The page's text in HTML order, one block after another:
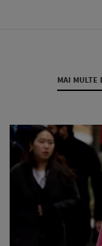
MAI MULTE